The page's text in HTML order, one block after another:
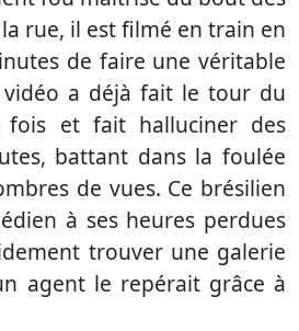
rue, il est filmé en train en
de faire une véritable
vidéo a déjà fait le tour du
fois et fait halluciner des
battant dans la foulée
de vues. Ce brésilien
à ses heures perdues
trouver une galerie
agent le repérait grâce à